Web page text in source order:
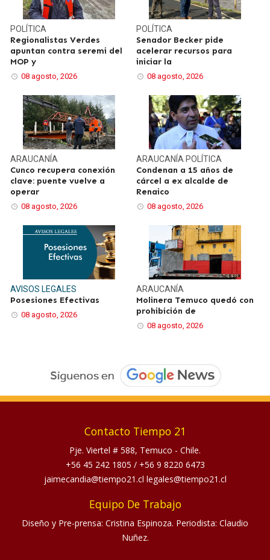
POLÍTICA
Regionalistas Verdes
apuntan contra seremi del
MOP y
08 agosto, 2026
POLÍTICA
Senador Becker pide
acelerar recursos para
iniciar la
08 agosto, 2026
ARAUCANÍA
Cunco recupera conexión
clave: puente vuelve a
operar
08 agosto, 2026
ARAUCANÍA POLÍTICA
Condenan a 15 años de
cárcel a ex alcalde de
Renaico
08 agosto, 2026
AVISOS LEGALES
Posesiones Efectivas
08 agosto, 2026
ARAUCANÍA
Molinera Temuco quedó con
prohibición de
08 agosto, 2026
Contacto Tiempo 21
Pje. Viertel # 588, Temuco - Chile.
+56 45 242 1805 / +56 9 8220 6473
jaimecandia@tiempo21.cl legales@tiempo21.cl
Equipo De Trabajo
Diseño y Pre-prensa: Cristina Espinoza. Periodista: Claudio
Nuñez.